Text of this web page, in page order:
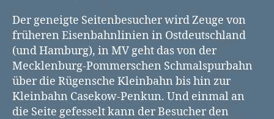
Der geneigte Seitenbesucher wird Zeuge von
früheren Eisenbahnlinien in Ostdeutschland
(und Hamburg), in MV geht das von der
Mecklenburg-Pommerschen Schmalspurbahn
über die Rügensche Kleinbahn bis hin zur
Kleinbahn Casekow-Penkun. Und einmal an
die Seite gefesselt kann der Besucher den